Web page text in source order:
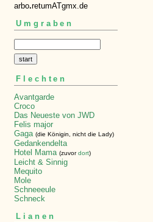
arbo.retumATgmx.de
Umgraben
Flechten
Avantgarde
Croco
Das Neueste von JWD
Felis major
Gaga (die Königin, nicht die Lady)
Gedankendelta
Hotel Mama (zuvordort)
Leicht & Sinnig
Mequito
Mole
Schneeeule
Schneck
Lianen